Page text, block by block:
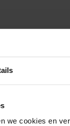
we cookies en